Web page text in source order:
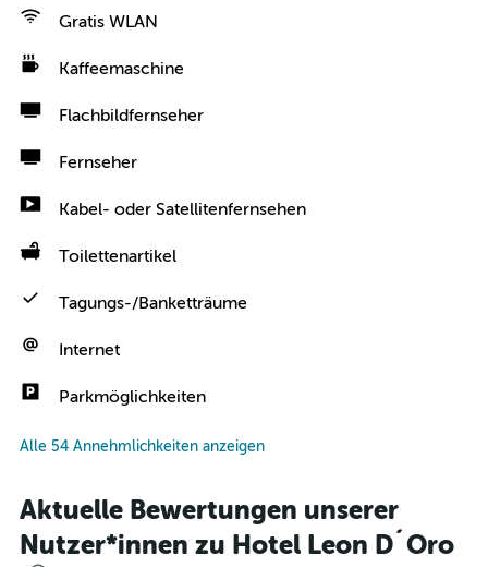
Gratis WLAN
Kaffeemaschine
Flachbildfernseher
Fernseher
Kabel- oder Satellitenfernsehen
Toilettenartikel
Tagungs-/Banketträume
Internet
Parkmöglichkeiten
Alle 54 Annehmlichkeiten anzeigen
Aktuelle Bewertungen unserer
Nutzer*innen zu Hotel Leon D´Oro